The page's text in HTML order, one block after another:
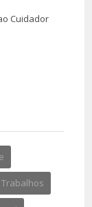
Cuidador
Trabalhos